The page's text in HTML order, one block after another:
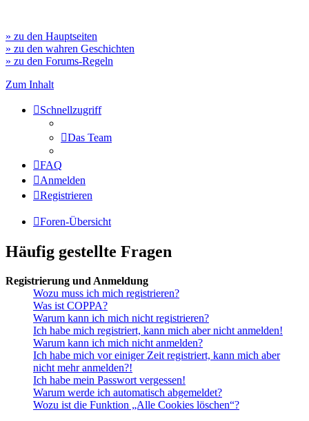
» zu den Hauptseiten
» zu den wahren Geschichten
» zu den Forums-Regeln
Zum Inhalt
Schnellzugriff
Das Team
FAQ
Anmelden
Registrieren
Foren-Übersicht
Häufig gestellte Fragen
Registrierung und Anmeldung
Wozu muss ich mich registrieren?
Was ist COPPA?
Warum kann ich mich nicht registrieren?
Ich habe mich registriert, kann mich aber nicht anmelden!
Warum kann ich mich nicht anmelden?
Ich habe mich vor einiger Zeit registriert, kann mich aber
nicht mehr anmelden?!
Ich habe mein Passwort vergessen!
Warum werde ich automatisch abgemeldet?
Wozu ist die Funktion „Alle Cookies löschen“?